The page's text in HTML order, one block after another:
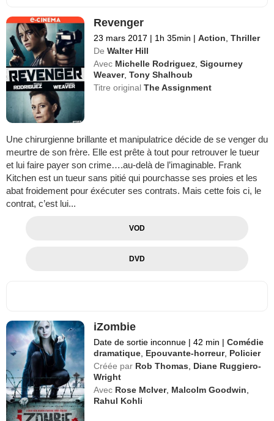
Revenger
23 mars 2017 | 1h 35min | Action ,Thriller
De Walter Hill
Avec Michelle Rodriguez ,Sigourney
Weaver,Tony Shalhoub
Titre originalThe Assignment
Une chirurgienne brillante et manipulatrice décide de se venger du
meurtre de son frère. Elle est prête à tout pour retrouver le tueur
et lui faire payer son crime….au-delà de l’imaginable. Frank
Kitchen est un tueur sans pitié qui pourchasse ses proies et les
abat froidement pour éxécuter ses contrats. Mais cette fois ci, le
contrat, c’est lui...
VOD
DVD
iZombie
Date de sortie inconnue | 42 min | Comédie
dramatique Epouvante-horreur, Policier
Créée par Rob Thomas
Diane Ruggiero-
Wright
Avec Rose McIver, Malcolm Goodwin
Rahul Kohli